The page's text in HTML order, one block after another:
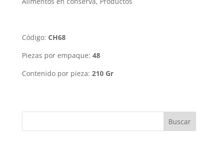
Código: CH68
Piezas por empaque: 48
Contenido por pieza: 210 Gr